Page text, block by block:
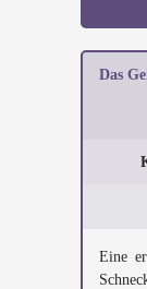
Das
Eine